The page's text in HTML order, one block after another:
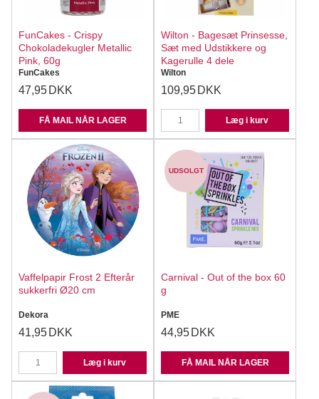
FunCakes - Crispy
Chokoladekugler Metallic
Pink, 60g
FunCakes
47,95 DKK
FÅ MAIL NÅR LAGER
Wilton - Bagesæt Prinsesse,
Sæt med Udstikkere og
Kagerulle 4 dele
Wilton
109,95 DKK
Læg i kurv
Vaffelpapir Frost 2 Efterår
sukkerfri Ø20 cm
Dekora
41,95 DKK
Læg i kurv
UDSOLGT
Carnival - Out of the box 60
g
PME
44,95 DKK
FÅ MAIL NÅR LAGER